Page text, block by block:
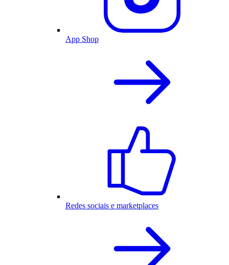
App Shop
Redes sociais e marketplaces